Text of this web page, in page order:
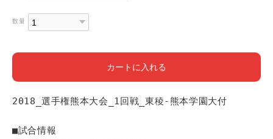
数量
カートに入れる
2018_選手権熊本大会_1回戦_東稜-熊本学園大付
■試合情報